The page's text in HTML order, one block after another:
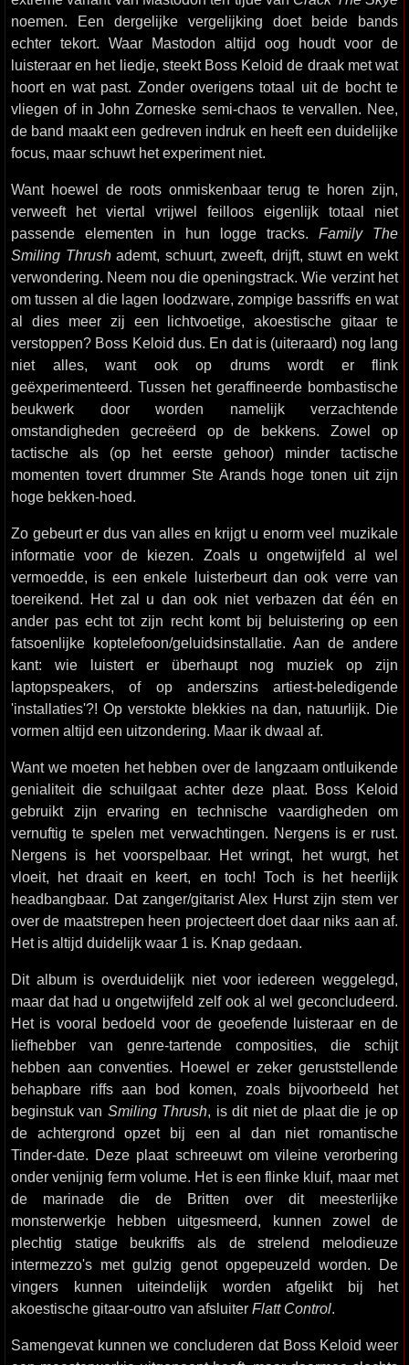
noemen. Een dergelijke vergelijking doet beide bands
echter tekort. Waar Mastodon altijd oog houdt voor de
luisteraar en het liedje, steekt Boss Keloid de draak met wat
hoort en wat past. Zonder overigens totaal uit de bocht te
vliegen of in John Zorneske semi-chaos te vervallen. Nee,
de band maakt een gedreven indruk en heeft een duidelijke
focus, maar schuwt het experiment niet.
Want hoewel de roots onmiskenbaar terug te horen zijn,
verweeft het viertal vrijwel feilloos eigenlijk totaal niet
passende elementen in hun logge tracks. Family The
Smiling Thrushademt, schuurt, zweeft, drijft, stuwt en wekt
verwondering. Neem nou die openingstrack. Wie verzint het
om tussen al die lagen loodzware, zompige bassriffs en wat
al dies meer zij een lichtvoetige, akoestische gitaar te
verstoppen? Boss Keloid dus. En dat is (uiteraard) nog lang
niet alles, want ook op drums wordt er flink
geëxperimenteerd. Tussen het geraffineerde bombastische
beukwerk door worden namelijk verzachtende
omstandigheden gecreëerd op de bekkens. Zowel op
tactische als (op het eerste gehoor) minder tactische
momenten tovert drummer Ste Arands hoge tonen uit zijn
hoge bekken-hoed.
Zo gebeurt er dus van alles en krijgt u enorm veel muzikale
informatie voor de kiezen. Zoals u ongetwijfeld al wel
vermoedde, is een enkele luisterbeurt dan ook verre van
toereikend. Het zal u dan ook niet verbazen dat één en
ander pas echt tot zijn recht komt bij beluistering op een
fatsoenlijke koptelefoon/geluidsinstallatie. Aan de andere
kant: wie luistert er überhaupt nog muziek op zijn
laptopspeakers, of op anderszins artiest-beledigende
'installaties'?! Op verstokte blekkies na dan, natuurlijk. Die
vormen altijd een uitzondering. Maar ik dwaal af.
Want we moeten het hebben over de langzaam ontluikende
genialiteit die schuilgaat achter deze plaat. Boss Keloid
gebruikt zijn ervaring en technische vaardigheden om
vernuftig te spelen met verwachtingen. Nergens is er rust.
Nergens is het voorspelbaar. Het wringt, het wurgt, het
vloeit, het draait en keert, en toch! Toch is het heerlijk
headbangbaar. Dat zanger/gitarist Alex Hurst zijn stem ver
over de maatstrepen heen projecteert doet daar niks aan af.
Het is altijd duidelijk waar 1 is. Knap gedaan.
Dit album is overduidelijk niet voor iedereen weggelegd,
maar dat had u ongetwijfeld zelf ook al wel geconcludeerd.
Het is vooral bedoeld voor de geoefende luisteraar en de
liefhebber van genre-tartende composities, die schijt
hebben aan conventies. Hoewel er zeker geruststellende
behapbare riffs aan bod komen, zoals bijvoorbeeld het
beginstuk van Smiling Thrush, is dit niet de plaat die je op
de achtergrond opzet bij een al dan niet romantische
Tinder-date. Deze plaat schreeuwt om vileine verorbering
onder venijnig ferm volume. Het is een flinke kluif, maar met
de marinade die de Britten over dit meesterlijke
monsterwerkje hebben uitgesmeerd, kunnen zowel de
plechtig statige beukriffs als de strelend melodieuze
intermezzo's met gulzig genot opgepeuzeld worden. De
vingers kunnen uiteindelijk worden afgelikt bij het
akoestische gitaar-outro van afsluiter Flatt Control.
Samengevat kunnen we concluderen dat Boss Keloid weer